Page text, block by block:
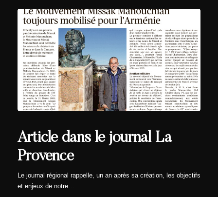
Article dans le journal La
Provence
Le journal régional rappelle, un an après sa création, les objectifs
et enjeux de notre…